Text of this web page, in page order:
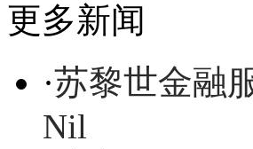
更多新闻
·苏黎世金融
Nil